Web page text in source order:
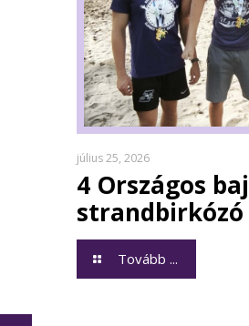
július 25, 2026
4 Országos
strandbirkózó
Tovább ...